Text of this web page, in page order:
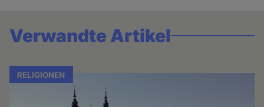
Verwandte Artikel
RELIGIONEN